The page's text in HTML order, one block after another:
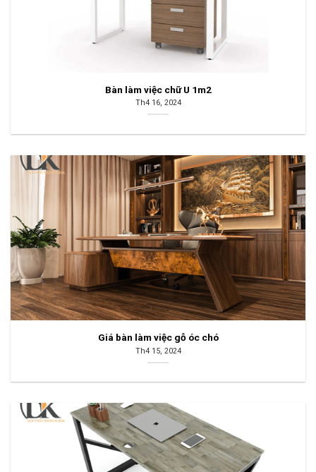
Bàn làm việc chữ U 1m2
Th4 16, 2024
Giá bàn làm việc gỗ óc chó
Th4 15, 2024